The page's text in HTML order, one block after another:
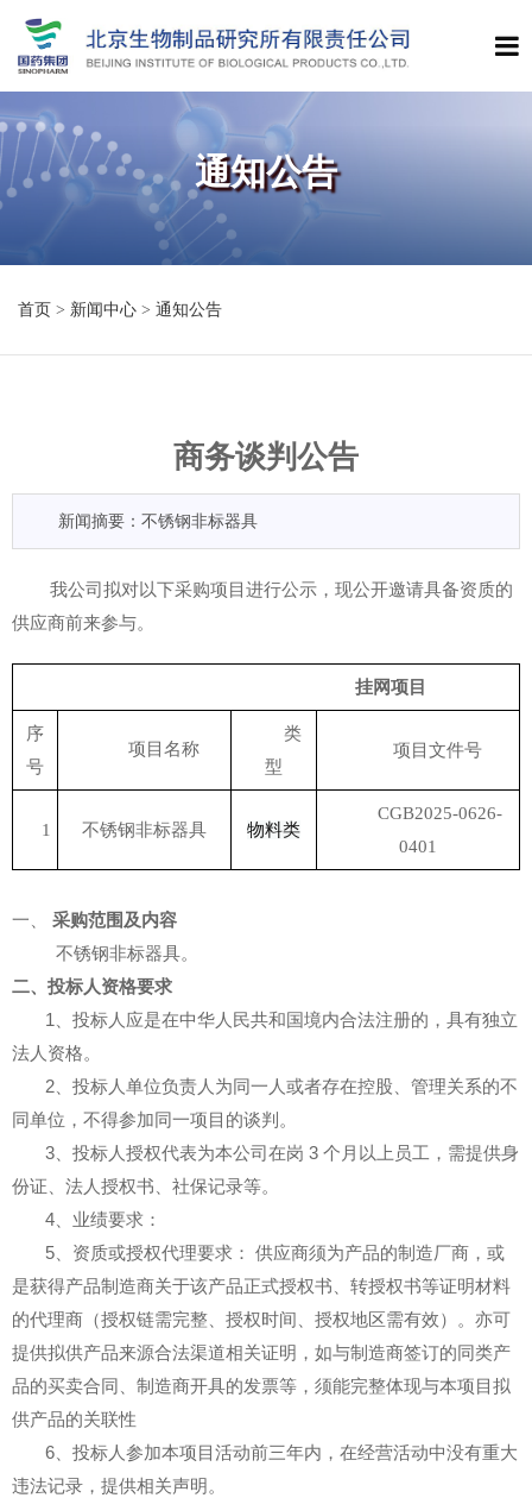
通知公告
首页 > 新闻中心 > 通知公告
商务谈判公告
新闻摘要：不锈钢非标器具
我公司拟对以下采购项目进行公示，现公开邀请具备资质的
供应商前来参与。
挂网项目
序
号
项目名称
类
型
项目文件号
1 不锈钢非标器具 物料类
CGB2025-0626-
0401
一、
采购范围及内容
不锈钢非标器具。
二、投标人资格要求
1、投标人应是在中华人民共和国境内合法注册的，具有独立
法人资格。
2、投标人单位负责人为同一人或者存在控股、管理关系的不
同单位，不得参加同一项目的谈判。
3、 投标人授权代表为本公司在岗 3 个月以上员工，需提供身
份证、法人授权书、社保记录等。
4、业绩要求：
5、资质或授权代理要求： 供应商须为产品的制造厂商，或
是获得产品制造商关于该产品正式授权书、转授权书等证明材料
的代理商（授权链需完整、授权时间、授权地区需有效）。亦可
提供拟供产品来源合法渠道相关证明，如与制造商签订的同类产
品的买卖合同、制造商开具的发票等，须能完整体现与本项目拟
供产品的关联性
6、投标人参加本项目活动前三年内，在经营活动中没有重大
违法记录，提供相关声明。